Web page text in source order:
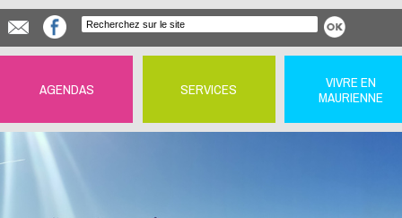
AGENDAS SERVICES
VIVRE EN
MAURIENNE